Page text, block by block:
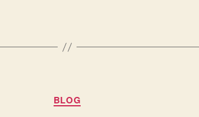
Categories
BLOG